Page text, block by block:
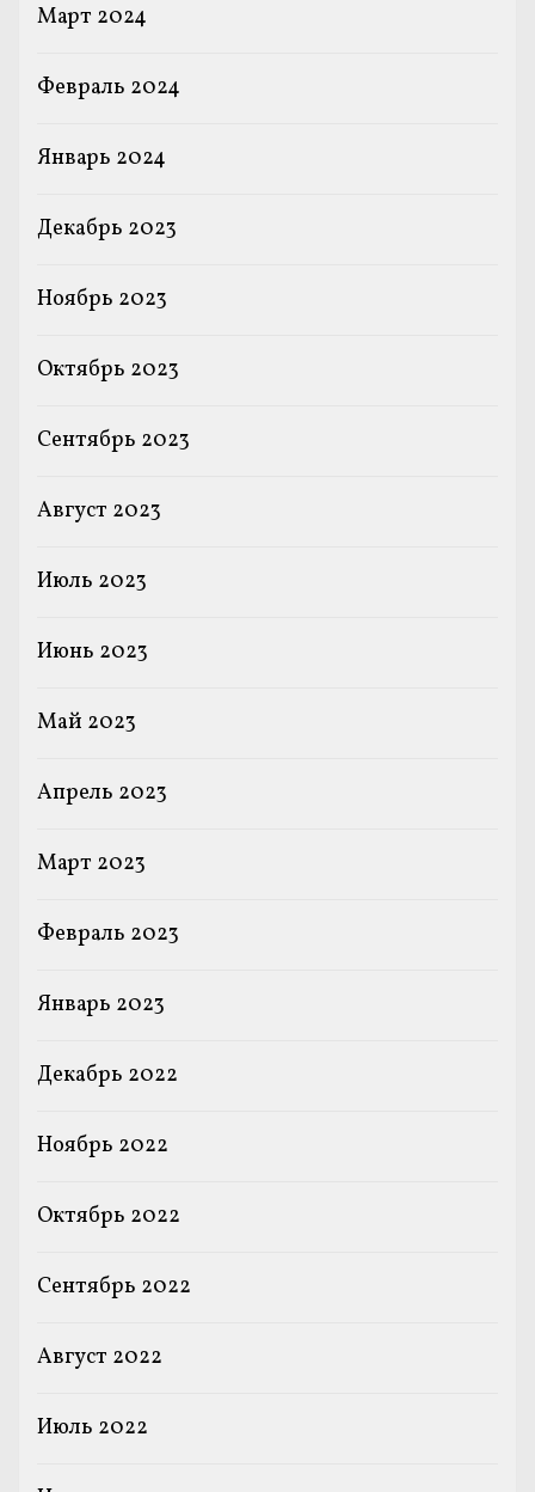
Март 2024
Февраль 2024
Январь 2024
Декабрь 2023
Ноябрь 2023
Октябрь 2023
Сентябрь 2023
Август 2023
Июль 2023
Июнь 2023
Май 2023
Апрель 2023
Март 2023
Февраль 2023
Январь 2023
Декабрь 2022
Ноябрь 2022
Октябрь 2022
Сентябрь 2022
Август 2022
Июль 2022